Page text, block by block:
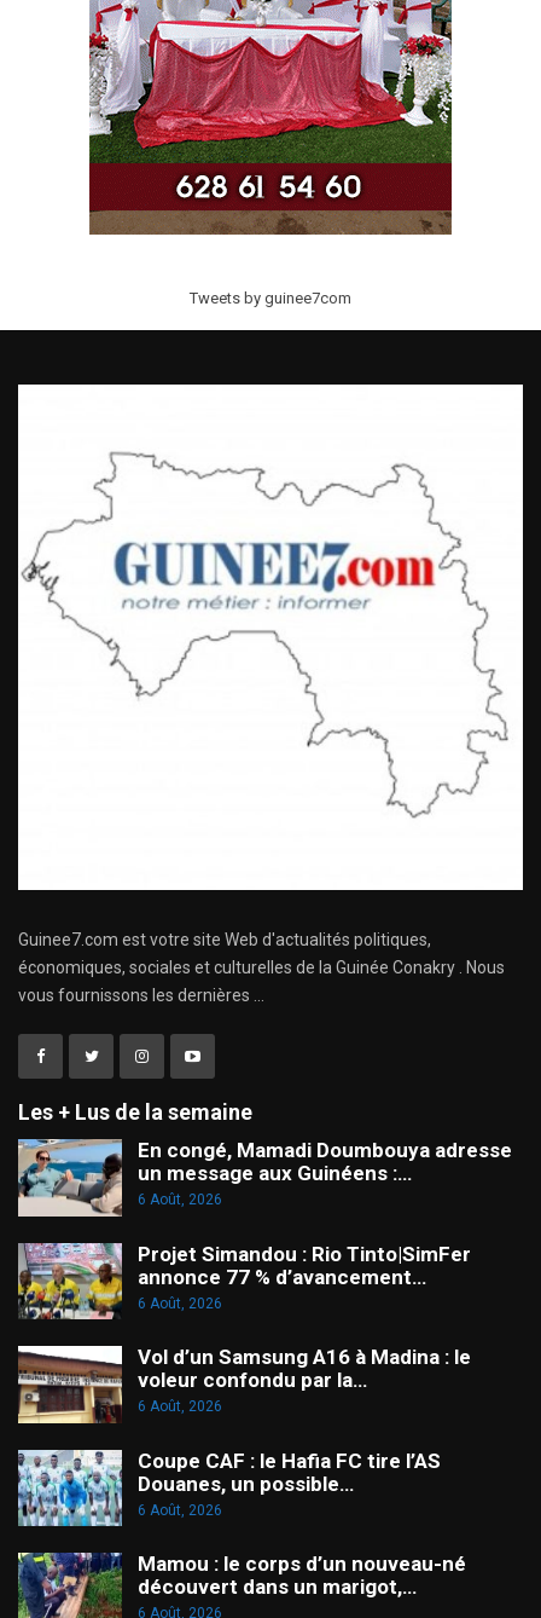
Tweets by guinee7com
Guinee7.com est votre site Web d'actualités politiques,
économiques, sociales et culturelles de la Guinée Conakry . Nous
vous fournissons les dernières ...
Les + Lus de la semaine
En congé, Mamadi Doumbouya adresse
un message aux Guinéens :…
6 Août, 2026
Projet Simandou : Rio Tinto|SimFer
annonce 77 % d’avancement…
6 Août, 2026
Vol d’un Samsung A16 à Madina : le
voleur confondu par la…
6 Août, 2026
Coupe CAF : le Hafia FC tire l’AS
Douanes, un possible…
6 Août, 2026
Mamou : le corps d’un nouveau-né
découvert dans un marigot,…
6 Août, 2026